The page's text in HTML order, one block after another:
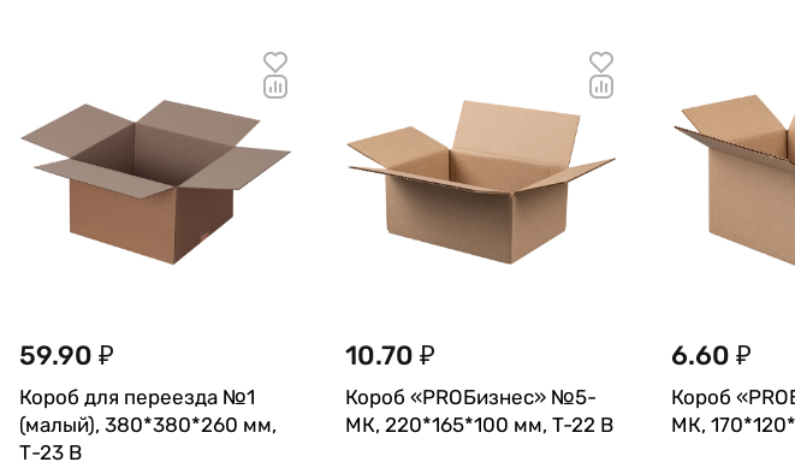
59.90 ₽
Короб для переезда №1
(малый), 380*380*260 мм,
Т-23 В
10.70 ₽
Короб «PROБизнес» №5-
МК, 220*165*100 мм, T-22 В
6.60 ₽
Короб
МК,